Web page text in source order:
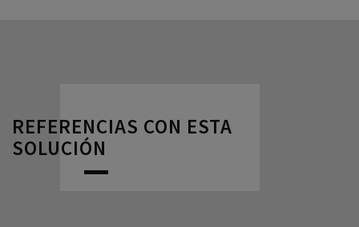
REFERENCIAS CON ESTA
SOLUCIÓN